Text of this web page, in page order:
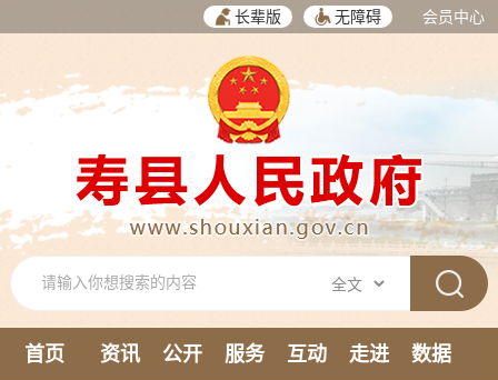
长辈版 无障碍 会员中心
首页 资讯 公开 服务 互动 走进
数据